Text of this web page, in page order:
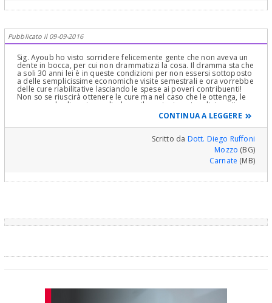
Pubblicato il 09-09-2016
Sig. Ayoub ho visto sorridere felicemente gente che non aveva un
dente in bocca, per cui non drammatizzi la cosa. Il dramma sta che
a soli 30 anni lei è in queste condizioni per non essersi sottoposto
a delle semplicissime economiche visite semestrali e ora vorrebbe
delle cure riabilitative lasciando le spese ai poveri contribuenti!
Non so se riuscirà ottenere le cure ma nel caso che le ottenga, le
raccomando di capire molto bene il mantenimento, altrimenti
presto ci troveremo dalla padella alla brace.CONTINUA A LEGGERE
Scritto da Dott. Diego Ruffoni
Mozzo (BG)
Carnate (MB)